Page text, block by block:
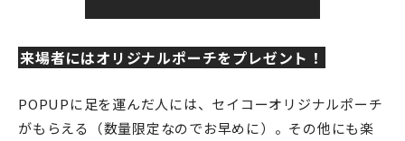
来場者にはオリジナルポーチをプレゼント！
POPUPに足を運んだ人には、セイコーオリジナルポーチ
がもらえる（数量限定なのでお早めに）。その他にも楽